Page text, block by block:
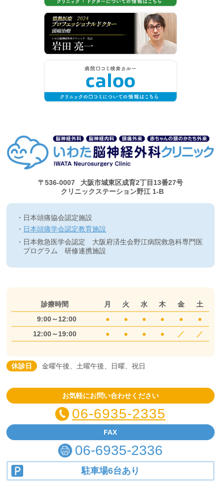
〒536-0007
大阪市城東区成育2丁目13番27号
クリニックステーション野江 1-B
日本頭痛協会認定施設
日本頭痛学会認定教育施設
日本救急医学会認定 大阪府済生会野江病院救急科専門医
プログラム 研修連携施設
診療時間 月 火 水 木 金
土
9:00～12:00
● ● ● ● ●
●
12:00～19:00
● ● ● ● ／ ／
休診日 金曜午後、土曜午後、日曜、祝日
お気軽にお問い合わせください
06-6935-2335
FAX
06-6935-2336
駐車場6台あり